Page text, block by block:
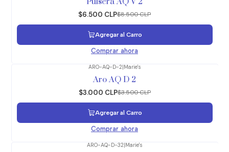
$6.500 CLP$8.500 CLP
Agregar al Carro
Comprar ahora
ARO-AQ-D-2 Marie's
Aro AQ D 2
$3.000 CLP$3.500 CLP
Agregar al Carro
Comprar ahora
ARO-AQ-D-32 Marie's